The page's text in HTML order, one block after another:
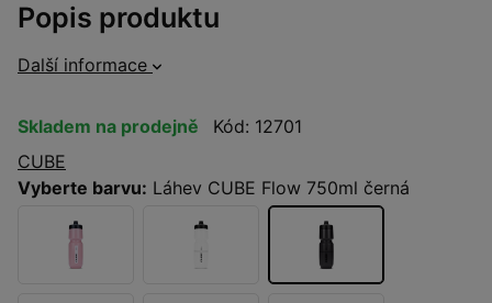
Popis produktu
Další informace
Skladem na prodejně
Kód: 12701
CUBE
Vyberte barvu: Láhev CUBE Flow 750ml černá